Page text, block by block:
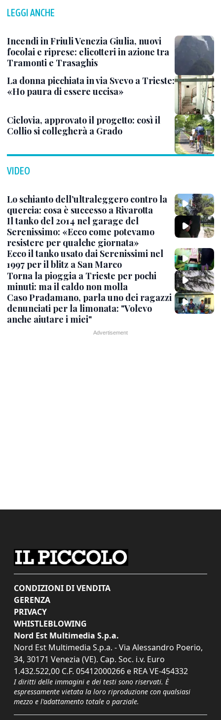
LEGGI ANCHE
Incendi in Friuli Venezia Giulia, nuovi
focolai e riprese: elicotteri in azione tra
Tramonti e Trasaghis
La donna picchiata in via Svevo a Trieste:
«Ho paura di essere uccisa»
Ciclovia, approvato il progetto: così il
Collio si collegherà a Grado
VIDEO
Lo schianto dell’ultraleggero contro la
quercia: cosa è successo a Rivarotta
Il tanko del 2014 nel garage del
Serenissimo: «Ecco come potevamo
resistere per qualche giornata»
Ecco il tanko usato dai Serenissimi nel
1997 per il blitz a San Marco
Torna la pioggia a Trieste per pochi
minuti: ma il caldo non molla
Caso Pradamano, parla uno dei ragazzi
denunciati per la limonata: "Volevo
anche aiutare i miei"
CONDIZIONI DI VENDITA
GERENZA
PRIVACY
WHISTLEBLOWING
Nord Est Multimedia S.p.a.
Nord Est Multimedia S.p.a. - Via Alessandro Poerio,
34, 30171 Venezia (VE). Cap. Soc. i.v. Euro
1.432.522,00 C.F. 05412000266 e REA VE-454332
I diritti delle immagini e dei testi sono riservati. È
espressamente vietata la loro riproduzione con qualsiasi
mezzo e l'adattamento totale o parziale.